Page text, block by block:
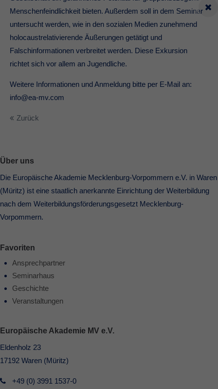
Menschenfeindlichkeit bieten. Außerdem soll in dem Seminar
untersucht werden, wie in den sozialen Medien zunehmend
holocaustrelativierende Äußerungen getätigt und
Falschinformationen verbreitet werden. Diese Exkursion
richtet sich vor allem an Jugendliche.
Weitere Informationen und Anmeldung bitte per E-Mail an:
info@ea-mv.com
Zurück
Über uns
Die Europäische Akademie Mecklenburg-Vorpommern e.V. in Waren
(Müritz) ist eine staatlich anerkannte Einrichtung der Weiterbildung
nach dem Weiterbildungsförderungsgesetzt Mecklenburg-
Vorpommern.
Favoriten
Ansprechpartner
Seminarhaus
Geschichte
Veranstaltungen
Europäische Akademie MV e.V.
Eldenholz 23
17192 Waren (Müritz)
+49 (0) 3991 1537-0